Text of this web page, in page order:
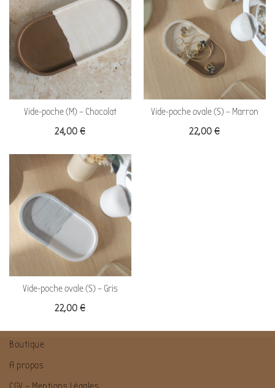
Vide-poche (M) – Chocolat
24,00€
Vide-poche ovale (S) – Marron
22,00€
Vide-poche ovale (S) – Gris
22,00€
Boutique
A propos